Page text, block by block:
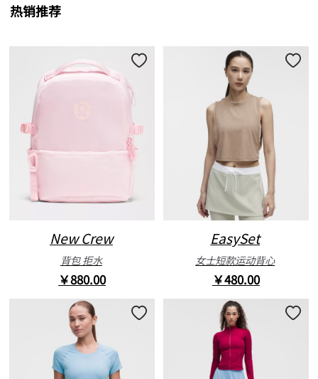
热销推荐
New Crew
背包 拒水
￥880.00
EasySet
女士短款运动背心
￥480.00